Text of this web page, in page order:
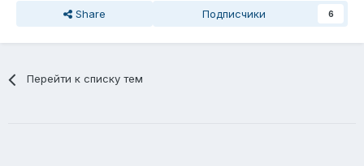
Share Подписчики 6
Перейти к списку тем